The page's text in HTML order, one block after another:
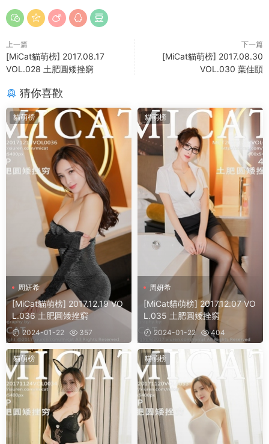
上一篇
[MiCat貓萌榜] 2017.08.17
VOL.028 土肥圓矮挫窮
下一篇
[MiCat貓萌榜] 2017.08.30
VOL.030 葉佳頤
猜你喜歡
貓萌榜
周妍希
[MiCat貓萌榜] 2017.12.19 VO
L.036 土肥圓矮挫窮
2024-01-22 357
貓萌榜
周妍希
[MiCat貓萌榜] 2017.12.07 VO
L.035 土肥圓矮挫窮
2024-01-22 404
貓萌榜 貓萌榜